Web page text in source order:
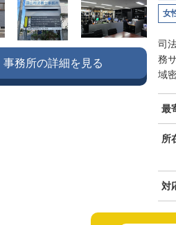
女
司
務
域
最
所
対
事務所の詳細を見る